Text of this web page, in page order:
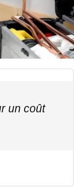
un coût